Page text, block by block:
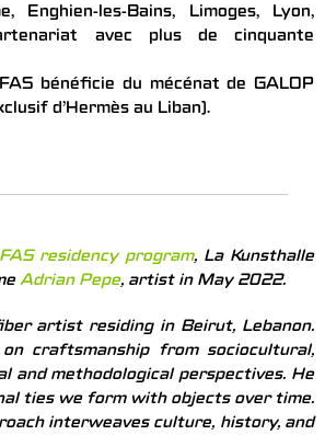
Enghien-les-Bains, Limoges, Lyon,
avec plus de cinquante
bénéficie du mécénat de GALOP
d’Hermès au Liban).
residency program, La Kunsthalle
Adrian Pepe, artist in May 2022.
artist residing in Beirut, Lebanon.
craftsmanship from sociocultural,
and methodological perspectives. He
ties we form with objects over time.
interweaves culture, history, and